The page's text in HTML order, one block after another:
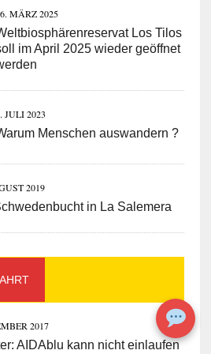
MÄRZ 2025
Los Tilos
im April 2025 wieder geöffnet
JULI 2023
Menschen auswandern ?
2019
in La Salemera
2017
AIDAblu kann nicht einlaufen